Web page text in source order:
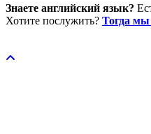
Знаете английский язык?
Хотите послужить? Тогда